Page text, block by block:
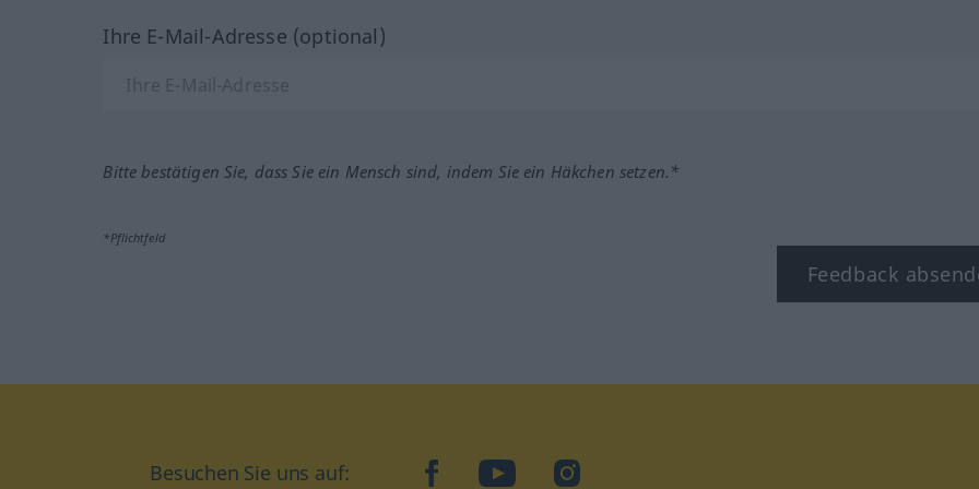
Ihre E-Mail-Adresse (optional)
Bitte bestätigen Sie, dass Sie ein Mensch sind, indem Sie ein Häkchen setzen.*
*Pflichtfeld
Feedback
Besuchen Sie uns auf: facebookYouTubeInstagram